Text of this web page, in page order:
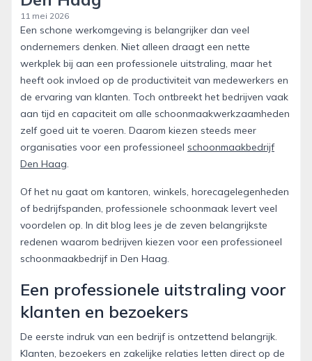
11 mei 2026
Een schone werkomgeving is belangrijker dan veel
ondernemers denken. Niet alleen draagt een nette
werkplek bij aan een professionele uitstraling, maar het
heeft ook invloed op de productiviteit van medewerkers en
de ervaring van klanten. Toch ontbreekt het bedrijven vaak
aan tijd en capaciteit om alle schoonmaakwerkzaamheden
zelf goed uit te voeren. Daarom kiezen steeds meer
organisaties voor een professioneel schoonmaakbedrijf
Den Haag.
Of het nu gaat om kantoren, winkels, horecagelegenheden
of bedrijfspanden, professionele schoonmaak levert veel
voordelen op. In dit blog lees je de zeven belangrijkste
redenen waarom bedrijven kiezen voor een professioneel
schoonmaakbedrijf in Den Haag.
Een professionele uitstraling voor
klanten en bezoekers
De eerste indruk van een bedrijf is ontzettend belangrijk.
Klanten, bezoekers en zakelijke relaties letten direct op de